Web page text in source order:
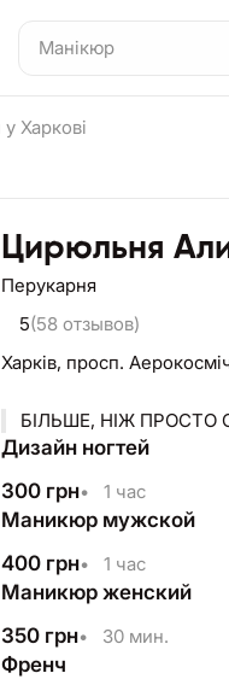
Харкові
Цирюльня
Перукарня
5(58 отзывов)
Харків, просп.
БІЛЬШЕ, НІЖ ПРОСТО
Дизайн ногтей
300 грн• 1 час
Маникюр мужской
400 грн• 1 час
Маникюр женский
350 грн• 30 мин.
Френч